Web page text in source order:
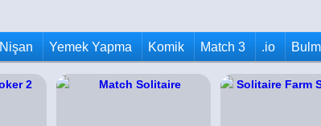
Nişan Yemek Yapma Komik Match 3 .io